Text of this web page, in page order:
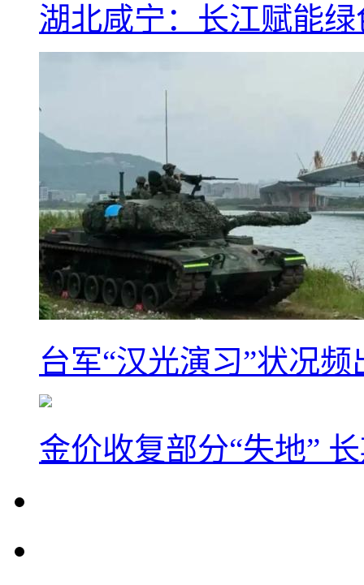
湖北咸宁：长江赋能
台军“汉光演习”状况
金价收复部分“失地”